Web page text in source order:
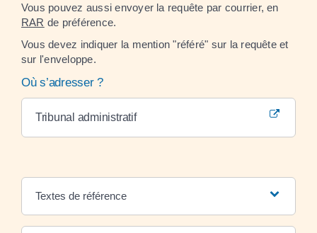
Vous pouvez aussi envoyer la requête par courrier, en
RAR de préférence.
Vous devez indiquer la mention "référé" sur la requête et
sur l'enveloppe.
Où s’adresser ?
Tribunal administratif
Textes de référence